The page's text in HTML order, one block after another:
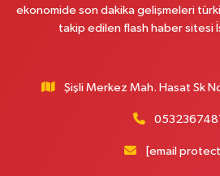
0 (212) 823 53 43 Yol Tarifi Al
Siyavuşpaşa Mahallesi Adnan Kahveci
ekonomide son dakika gelişmeleri
takip edilen flash haber sitesi
Şişli Merkez Mah. Hasat Sk
[email